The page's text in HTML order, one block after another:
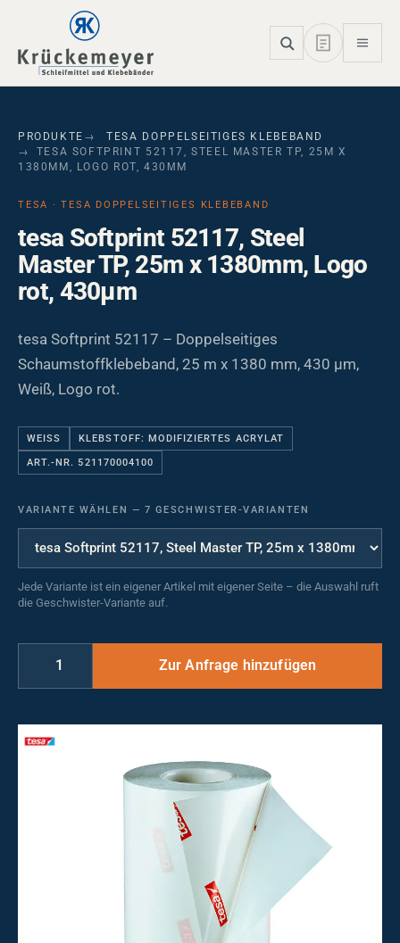
Skip to main navigation
Skip to main content
Skip to page footer
PRODUKTE
TESA DOPPELSEITIGES KLEBEBAND
TESA SOFTPRINT 52117, STEEL MASTER TP, 25M X
1380MM, LOGO ROT, 430ΜM
TESA · TESA DOPPELSEITIGES KLEBEBAND
tesa Softprint 52117, Steel
Master TP, 25m x 1380mm, Logo
rot, 430µm
tesa Softprint 52117 – Doppelseitiges
Schaumstoffklebeband, 25 m x 1380 mm, 430 µm,
Weiß, Logo rot.
WEISS KLEBSTOFF: MODIFIZIERTES ACRYLAT
ART.-NR. 521170004100
VARIANTE WÄHLEN — 7 GESCHWISTER-VARIANTEN
Jede Variante ist ein eigener Artikel mit eigener Seite – die Auswahl ruft
die Geschwister-Variante auf.